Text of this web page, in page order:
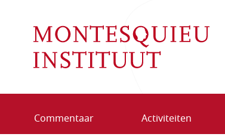
Commentaar Activiteiten